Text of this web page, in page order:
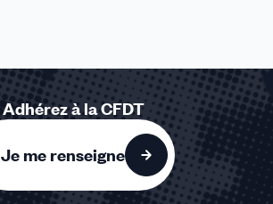
Adhérez à la CFDT
Je me renseigne